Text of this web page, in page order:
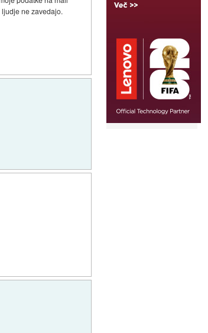
ne zavedajo.